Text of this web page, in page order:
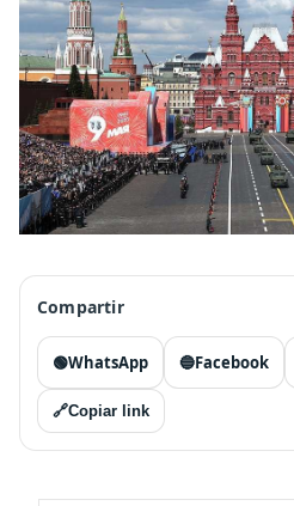
Compartir
🟢WhatsApp 🔵Facebook
🔗Copiar link